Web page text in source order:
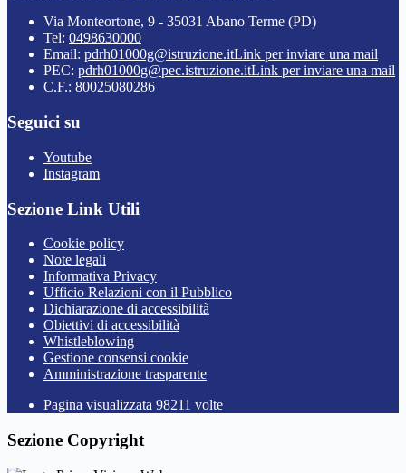
Via Monteortone, 9 - 35031 Abano Terme (PD)
Tel: 0498630000
Email: pdrh01000g@istruzione.itLink per inviare una mail
PEC: pdrh01000g@pec.istruzione.itLink per inviare una mail
C.F.: 80025080286
Seguici su
Youtube
Instagram
Sezione Link Utili
Cookie policy
Note legali
Informativa Privacy
Ufficio Relazioni con il Pubblico
Dichiarazione di accessibilità
Obiettivi di accessibilità
Whistleblowing
Gestione consensi cookie
Amministrazione trasparente
Pagina visualizzata 98211 volte
Sezione Copyright